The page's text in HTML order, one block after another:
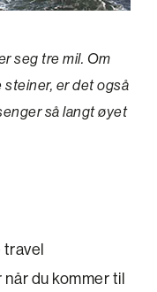
seg tre mil. Om
er det også
så langt øyet
du kommer til